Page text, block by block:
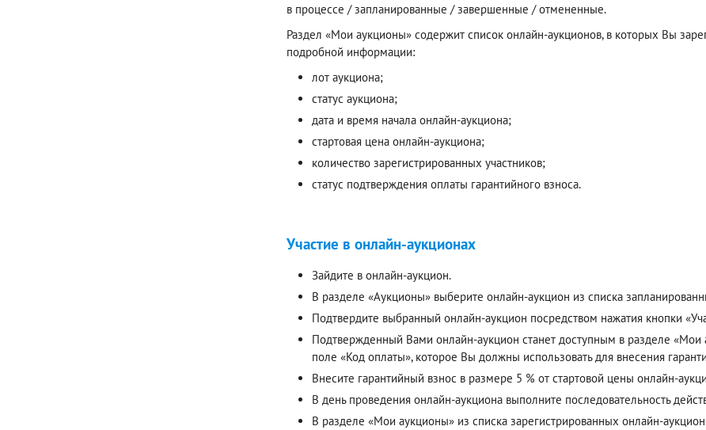
в процессе / запланированные / завершенные / отмененные.
Раздел «Мои аукционы» содержит список онлайн-аукционов, в которых Вы
подробной информации:
лот аукциона;
статус аукциона;
дата и время начала онлайн-аукциона;
стартовая цена онлайн-аукциона;
количество зарегистрированных участников;
статус подтверждения оплаты гарантийного взноса.
Участие в онлайн-аукционах
Зайдите в онлайн-аукцион.
В разделе «Аукционы» выберите онлайн-аукцион из списка
Подтвердите выбранный онлайн-аукцион посредством нажатия кнопки
Подтвержденный Вами онлайн-аукцион станет доступным в разделе
поле «Код оплаты», которое Вы должны использовать для внесения
Внесите гарантийный взнос в размере 5 % от стартовой цены онлайн-
В день проведения онлайн-аукциона выполните последовательность
В разделе «Мои аукционы» из списка зарегистрированных онлайн-